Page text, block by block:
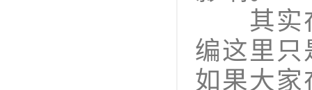
其实在
编这里只
如果大家